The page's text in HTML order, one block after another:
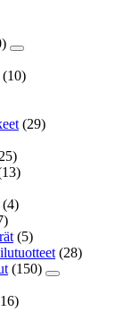
(10)
(29)
(4)
(5)
(28)
(150)